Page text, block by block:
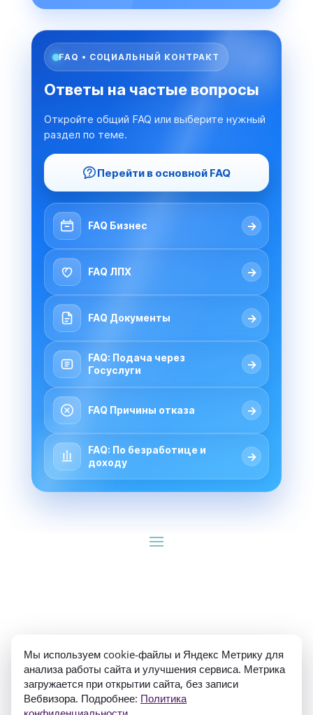
FAQ • СОЦИАЛЬНЫЙ КОНТРАКТ
Ответы на частые вопросы
Откройте общий FAQ или выберите нужный
раздел по теме.
Перейти в основной FAQ
FAQ Бизнес →
FAQ ЛПХ →
FAQ Документы →
FAQ: Подача через
Госуслуги
→
FAQ Причины отказа →
FAQ: По безработице и
доходу
→
ИП Гуляев Е.А. ОГРН 310784709900570 ИНН
781020474307
Мы используем cookie-файлы и Яндекс Метрику для
анализа работы сайта и улучшения сервиса. Метрика
загружается при открытии сайта, без записи
Вебвизора. Подробнее: Политика